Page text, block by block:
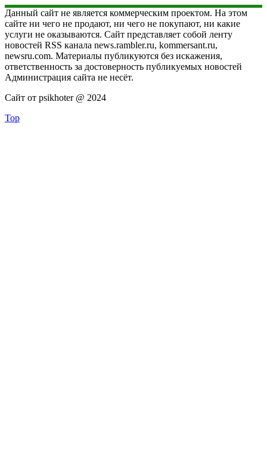
Данный сайт не является коммерческим проектом. На этом
сайте ни чего не продают, ни чего не покупают, ни какие
услуги не оказываются. Сайт представляет собой ленту
новостей RSS канала news.rambler.ru, kommersant.ru,
newsru.com. Материалы публикуются без искажения,
ответственность за достоверность публикуемых новостей
Администрация сайта не несёт.
Сайт от psikhoter @ 2024
Top